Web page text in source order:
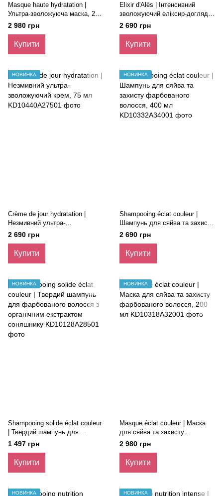
Masque haute hydratation |
Ультра-зволожуюча маска, 200
мл
2 980 грн
Купити
Elixir d'Alès | Інтенсивний
зволожуючий еліксир-догляд,
50 мл
2 690 грн
Купити
НОВИНКА
Crème de jour hydratation |
Незмивний ультра-
зволожуючий крем, 75 мл
2 690 грн
Купити
НОВИНКА
Shampooing éclat couleur |
Шампунь для сяйва та захисту
фарбованого волосся, 400 мл
2 690 грн
Купити
НОВИНКА
Shampooing solide éclat couleur
| Твердий шампунь для
фарбованого волосся з
органічним екстрактом
соняшнику
1 497 грн
Купити
НОВИНКА
Masque éclat couleur | Маска
для сяйва та захисту
фарбованого волосся, 200 мл
2 980 грн
Купити
НОВИНКА НОВИНКА